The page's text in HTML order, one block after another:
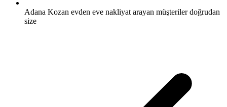
Adana Kozan evden eve nakliyat arayan müşteriler doğrudan
size